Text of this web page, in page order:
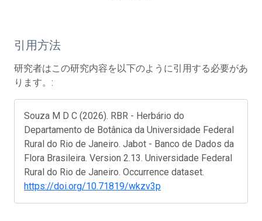
引用方法
研究者はこの研究内容を以下のように引用する必要があ
ります。:
Souza M D C (2026). RBR - Herbário do
Departamento de Botânica da Universidade Federal
Rural do Rio de Janeiro. Jabot - Banco de Dados da
Flora Brasileira. Version 2.13. Universidade Federal
Rural do Rio de Janeiro. Occurrence dataset.
https://doi.org/10.71819/wkzv3p